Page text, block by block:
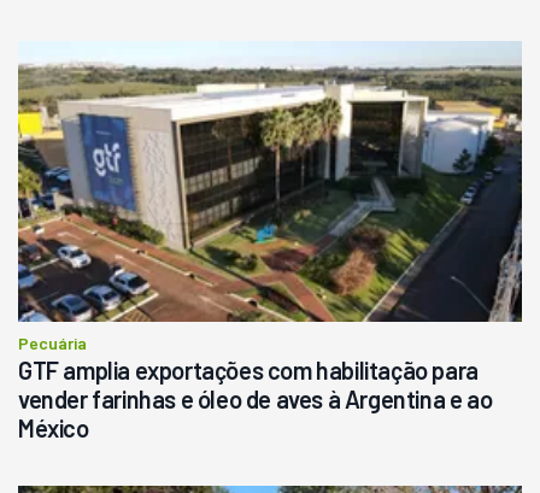
Pecuária
GTF amplia exportações com habilitação para
vender farinhas e óleo de aves à Argentina e ao
México